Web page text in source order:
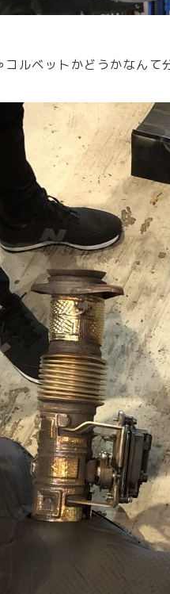
ルベットかどうかなんて